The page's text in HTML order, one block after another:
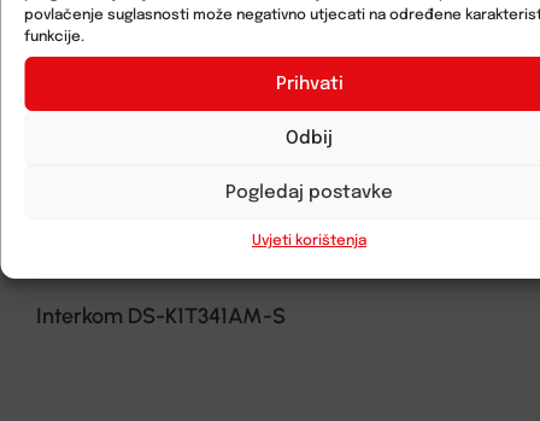
povlačenje suglasnosti može negativno utjecati na određene
funkcije.
Prihvati
Odbij
Pogledaj postavke
Uvjeti korištenja
Interkom DS-K1T341AM-S